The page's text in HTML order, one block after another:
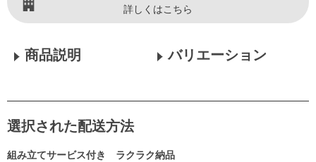
詳しくはこちら
商品説明 バリエーション
選択された配送方法
組み立てサービス付き ラクラク納品